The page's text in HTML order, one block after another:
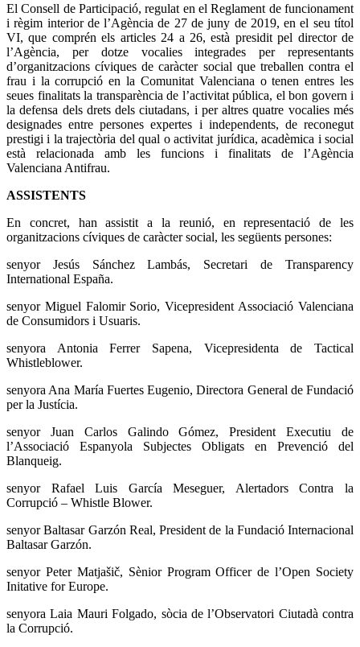
El Consell de Participació, regulat en el Reglament de funcionament
i règim interior de l’Agència de 27 de juny de 2019, en el seu títol
VI, que comprén els articles 24 a 26, està presidit pel director de
l’Agència, per dotze vocalies integrades per representants
d’organitzacions cíviques de caràcter social que treballen contra el
frau i la corrupció en la Comunitat Valenciana o tenen entres les
seues finalitats la transparència de l’activitat pública, el bon govern i
la defensa dels drets dels ciutadans, i per altres quatre vocalies més
designades entre persones expertes i independents, de reconegut
prestigi i la trajectòria del qual o activitat jurídica, acadèmica i social
està relacionada amb les funcions i finalitats de l’Agència
Valenciana Antifrau.
ASSISTENTS
En concret, han assistit a la reunió, en representació de les
organitzacions cíviques de caràcter social, les següents persones:
senyor Jesús Sánchez Lambás, Secretari de Transparency
International España.
senyor Miguel Falomir Sorio, Vicepresident Associació Valenciana
de Consumidors i Usuaris.
senyora Antonia Ferrer Sapena, Vicepresidenta de Tactical
Whistleblower.
senyora Ana María Fuertes Eugenio, Directora General de Fundació
per la Justícia.
senyor Juan Carlos Galindo Gómez, President Executiu de
l’Associació Espanyola Subjectes Obligats en Prevenció del
Blanqueig.
senyor Rafael Luis García Meseguer, Alertadors Contra la
Corrupció – Whistle Blower.
senyor Baltasar Garzón Real, President de la Fundació Internacional
Baltasar Garzón.
senyor Peter Matjašič, Sènior Program Officer de l’Open Society
Initative for Europe.
senyora Laia Mauri Folgado, sòcia de l’Observatori Ciutadà contra
la Corrupció.